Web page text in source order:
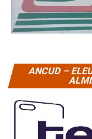
ANCUD –